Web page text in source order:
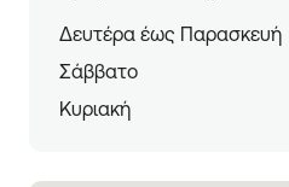
Δευτέρα έως Παρασκευή
Σάββατο
Κυριακή